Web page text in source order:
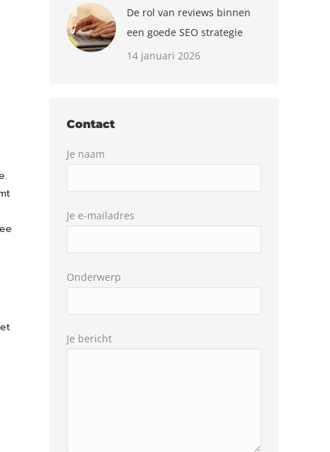
De rol van reviews binnen
een goede SEO strategie
14 januari 2026
Contact
Je naam
Je e-mailadres
Onderwerp
Je bericht